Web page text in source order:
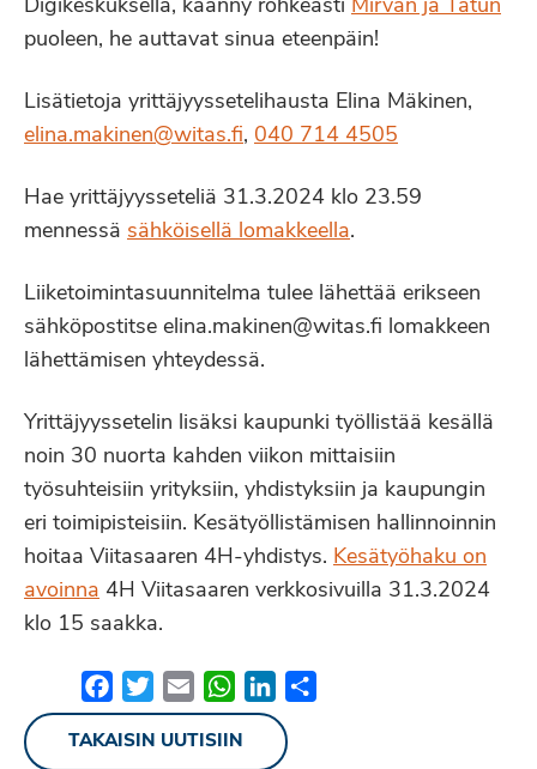
Digikeskuksella, käänny rohkeasti Mirvan ja Tatun
puoleen, he auttavat sinua eteenpäin!
Lisätietoja yrittäjyyssetelihausta Elina Mäkinen,
elina.makinen@witas.fi, 040 714 4505
Hae yrittäjyysseteliä 31.3.2024 klo 23.59
mennessä sähköisellä lomakkeella.
Liiketoimintasuunnitelma tulee lähettää erikseen
sähköpostitse elina.makinen@witas.fi lomakkeen
lähettämisen yhteydessä.
Yrittäjyyssetelin lisäksi kaupunki työllistää kesällä
noin 30 nuorta kahden viikon mittaisiin
työsuhteisiin yrityksiin, yhdistyksiin ja kaupungin
eri toimipisteisiin. Kesätyöllistämisen hallinnoinnin
hoitaa Viitasaaren 4H-yhdistys. Kesätyöhaku on
avoinna 4H Viitasaaren verkkosivuilla 31.3.2024
klo 15 saakka.
FacebookTwitterEmail WhatsApp
LinkedIn
TAKAISIN UUTISIIN